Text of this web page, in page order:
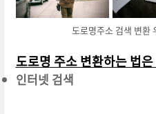
도로명주소 검색 변환
도로명 주소 변환하는 법
인터넷 검색